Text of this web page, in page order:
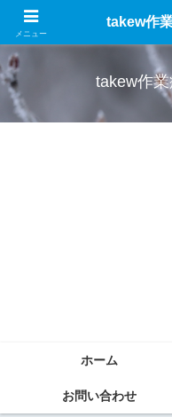
作業療法についての勉強したこ
takew作
ホーム
お問い合わせ
メニュー
takew作